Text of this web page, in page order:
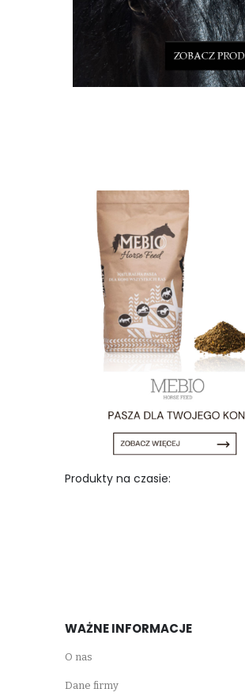
Produkty na czasie:
WAŻNE INFORMACJE
O nas
Dane firmy